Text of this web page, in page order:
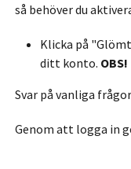
så behöver du
Klicka på
ditt konto. OBS!
Svar på vanliga frågor
Genom att logga in